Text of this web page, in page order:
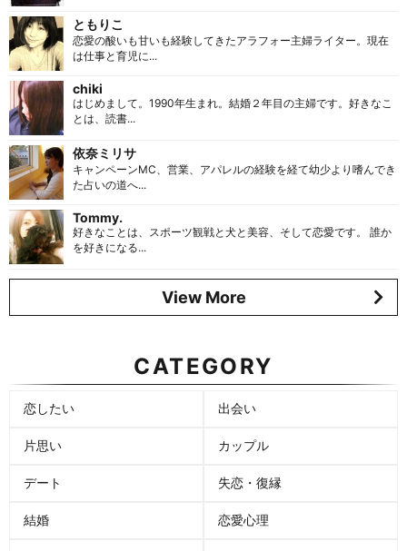
ともりこ
恋愛の酸いも甘いも経験してきたアラフォー主婦ライター。現在
は仕事と育児に...
chiki
はじめまして。1990年生まれ。結婚２年目の主婦です。好きなこ
とは、読書...
依奈ミリサ
キャンペーンMC、営業、アパレルの経験を経て幼少より嗜んでき
た占いの道へ...
Tommy.
好きなことは、スポーツ観戦と犬と美容、そして恋愛です。 誰か
を好きになる...
View More
CATEGORY
恋したい 出会い
片思い カップル
デート 失恋・復縁
結婚 恋愛心理